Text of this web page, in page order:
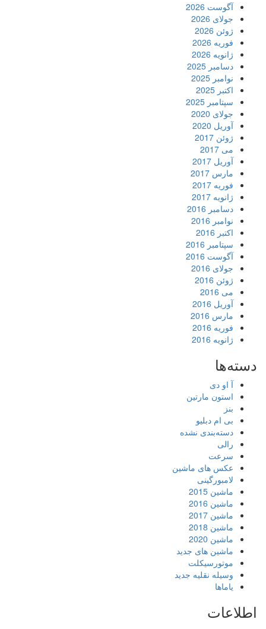
آگوست 2026
جولای 2026
ژوئن 2026
فوریه 2026
ژانویه 2026
دسامبر 2025
نوامبر 2025
اکتبر 2025
سپتامبر 2025
جولای 2020
آوریل 2020
ژوئن 2017
می 2017
آوریل 2017
مارس 2017
فوریه 2017
ژانویه 2017
دسامبر 2016
نوامبر 2016
اکتبر 2016
سپتامبر 2016
آگوست 2016
جولای 2016
ژوئن 2016
می 2016
آوریل 2016
مارس 2016
فوریه 2016
ژانویه 2016
دسته‌ها
آ او دی
استون مارتین
بنز
بی ام دبلیو
دسته‌بندی نشده
رالی
سرعت
عکس های ماشین
لامبورگینی
ماشین 2015
ماشین 2016
ماشین 2017
ماشین 2018
ماشین 2020
ماشین های جدید
موتورسیکلت
وسیله نقلیه جدید
یاماها
اطلاعات